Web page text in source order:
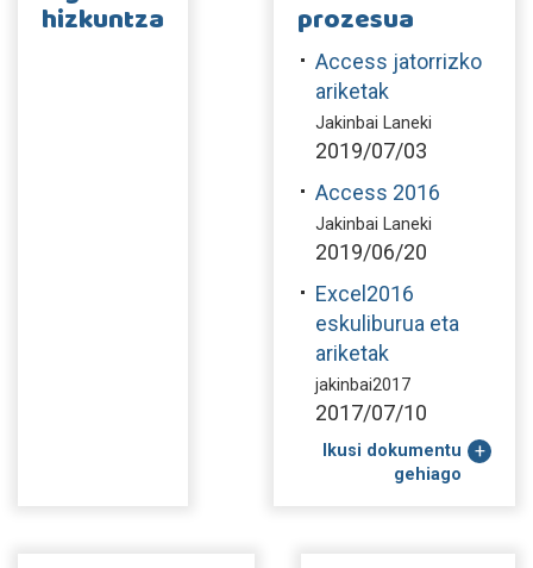
hizkuntza prozesua
Access jatorrizko
ariketak
Jakinbai Laneki
2019/07/03
Access 2016
Jakinbai Laneki
2019/06/20
Excel2016
eskuliburua eta
ariketak
jakinbai2017
2017/07/10
Ikusi dokumentu
gehiago